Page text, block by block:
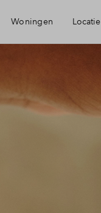
Woningen Locatie
Voorzieningen